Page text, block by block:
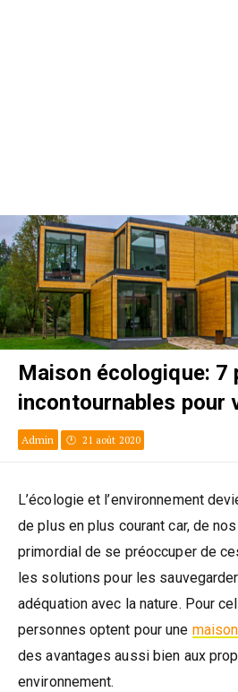
Maison écologique: 7
incontournables pour
Admin 21 août 2020
L’écologie et l’environnement
de plus en plus courant car, de
primordial de se préoccuper de
les solutions pour les
adéquation avec la nature. Pour
personnes optent pour une
des avantages aussi bien aux
environnement.